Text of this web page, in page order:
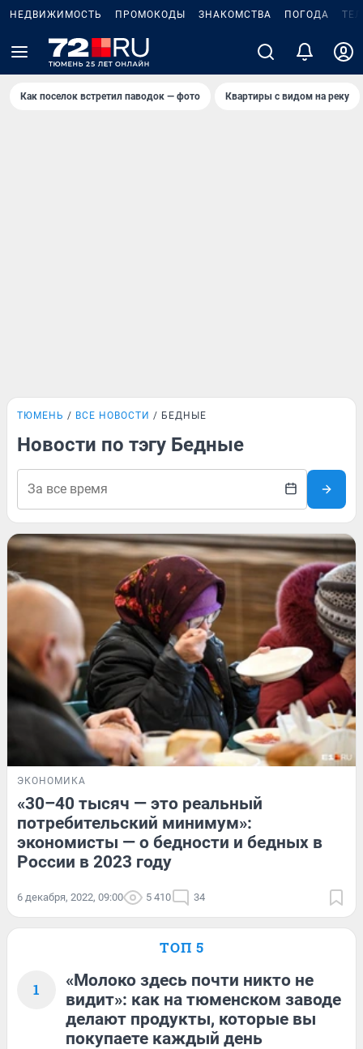
НЕДВИЖИМОСТЬ ПРОМОКОДЫ ЗНАКОМСТВА ПОГОДА
Как поселок встретил паводок — фото Квартиры с видом на реку
ТЮМЕНЬ ВСЕ НОВОСТИ БЕДНЫЕ
Новости по тэгу Бедные
ЭКОНОМИКА
«30–40 тысяч — это реальный
потребительский минимум»:
экономисты — о бедности и бедных в
России в 2023 году
6 декабря, 2022, 09:00 5 410 34
ТОП 5
1
«Молоко здесь почти никто не
видит»: как на тюменском заводе
делают продукты, которые вы
покупаете каждый день